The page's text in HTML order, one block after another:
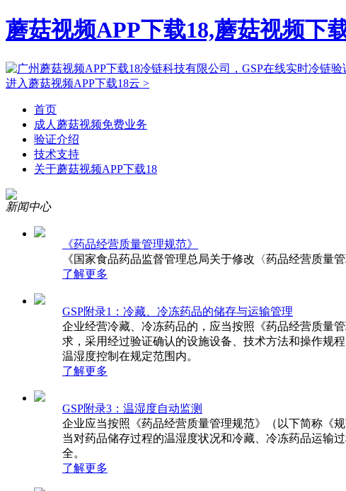
蘑菇视频APP下载18,蘑菇视频下
进入蘑菇视频APP下载18云 >
首页
成人蘑菇视频免费业务
验证介绍
技术支持
关于蘑菇视频APP下载18
新闻中心
《药品经营质量管理规范》
《国家食品药品监督管理总局关于修改〈药品经营质量
了解更多
GSP附录1：冷藏、冷冻药品的储存与运输管理
企业经营冷藏、冷冻药品的，应当按照《药品经营质量管
求，采用经过验证确认的设施设备、技术方法和操作
温湿度控制在规定范围内。
了解更多
GSP附录3：温湿度自动监测
企业应当按照《药品经营质量管理规范》（以下简称《规范
当对药品储存过程的温湿度状况和冷藏、冷冻药品运输
全。
了解更多